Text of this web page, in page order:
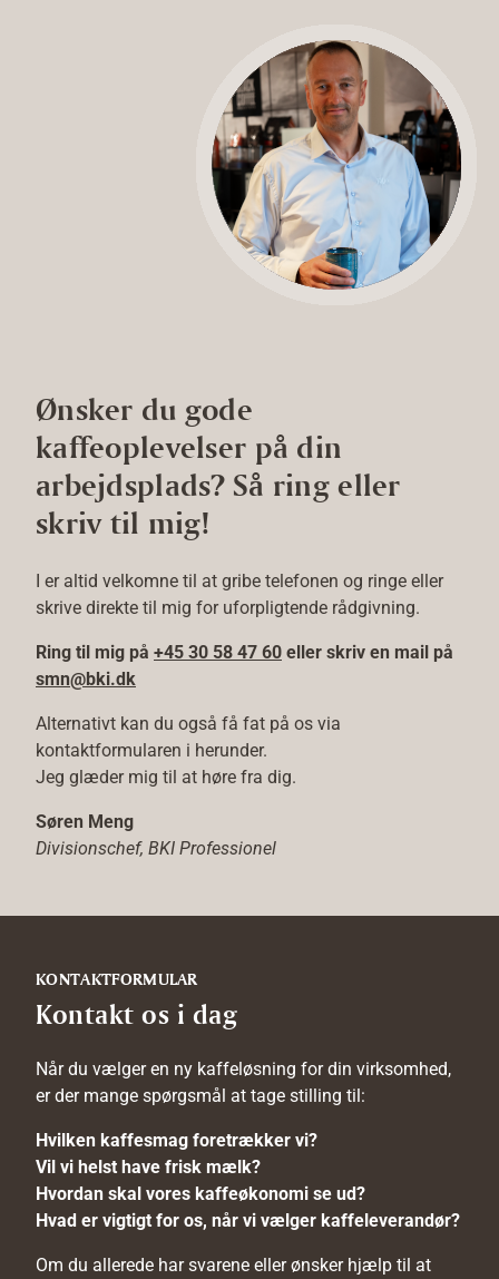
Ønsker du gode
kaffeoplevelser på din
arbejdsplads? Så ring eller
skriv til mig!
I er altid velkomne til at gribe telefonen og ringe eller
skrive direkte til mig for uforpligtende rådgivning.
Ring til mig på +45 30 58 47 60 eller skriv en mail på
smn@bki.dk
Alternativt kan du også få fat på os via
kontaktformularen i herunder.
Jeg glæder mig til at høre fra dig.
Søren Meng
Divisionschef, BKI Professionel
KONTAKTFORMULAR
Kontakt os i dag
Når du vælger en ny kaffeløsning for din virksomhed,
er der mange spørgsmål at tage stilling til:
Hvilken kaffesmag foretrækker vi?
Vil vi helst have frisk mælk?
Hvordan skal vores kaffeøkonomi se ud?
Hvad er vigtigt for os, når vi vælger kaffeleverandør?
Om du allerede har svarene eller ønsker hjælp til at